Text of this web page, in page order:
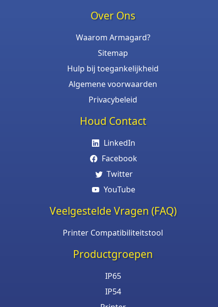
Over Ons
Waarom Armagard?
Sitemap
Hulp bij toegankelijkheid
Algemene voorwaarden
Privacybeleid
Houd Contact
LinkedIn
Facebook
Twitter
YouTube
Veelgestelde Vragen (FAQ)
Printer Compatibiliteitstool
Productgroepen
IP65
IP54